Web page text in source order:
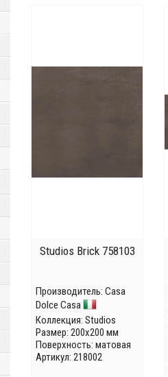
Studios Brick 758103
Производитель: Casa
Dolce Casa
Коллекция: Studios
Размер: 200x200 мм
Поверхность: матовая
Артикул: 218002